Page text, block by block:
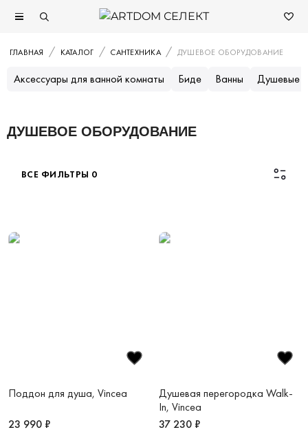
ГЛАВНАЯ КАТАЛОГ САНТЕХНИКА ДУШЕВОЕ ОБОРУДОВАНИЕ
Аксессуары для ванной комнаты Биде Ванны Душевые
ДУШЕВОЕ ОБОРУДОВАНИЕ
ВСЕ ФИЛЬТРЫ 0
Поддон для душа, Vincea
23 990 ₽
Душевая перегородка Walk-
In, Vincea
37 230 ₽